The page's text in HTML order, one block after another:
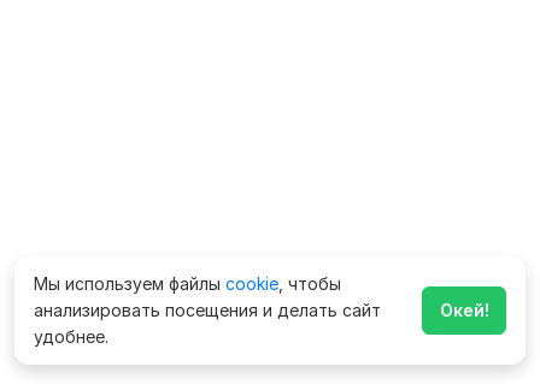
Мы используем файлы cookie , чтобы
анализировать посещения и делать сайт
удобнее.
Окей!